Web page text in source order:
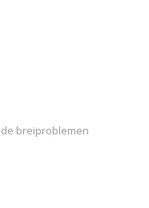
breiproblemen